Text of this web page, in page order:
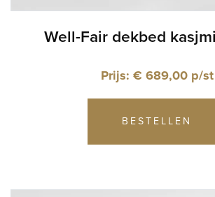
Well-Fair dekbed
Prijs: € 689,00 p/st
BESTELLEN